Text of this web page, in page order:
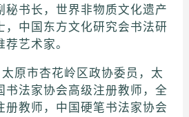
秘书长，世界非物质文化遗产
，中国东方文化研究会书法研
艺术家。
原市杏花岭区政协委员，太
书法家协会高级注册教师，全
册教师，中国硬笔书法家协会